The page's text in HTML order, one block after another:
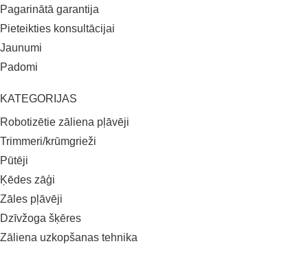
KATEGORIJAS
Robotizētie zāliena pļāvēji
Trimmeri/krūmgrieži
Pūtēji
Ķēdes zāģi
Zāles pļāvēji
Dzīvžoga šķēres
Zāliena uzkopšanas tehnika
Pagarinātā garantija
Pieteikties konsultācijai
Jaunumi
Padomi